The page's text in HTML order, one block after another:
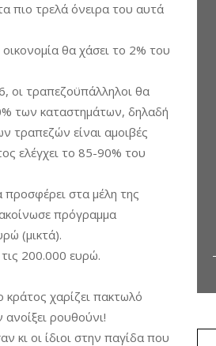
πιο τρελά όνειρα του αυτά
θα χάσει το 2% του
οι τραπεζοϋπάλληλοι θα
των καταστημάτων, δηλαδή
τραπεζών είναι αμοιβές
ελέγχει το 85-90% του
στα μέλη της
πρόγραμμα
(μικτά).
200.000 ευρώ.
κράτος χαρίζει πακτωλό
ρουθούνι!
κι οι ίδιοι στην παγίδα που